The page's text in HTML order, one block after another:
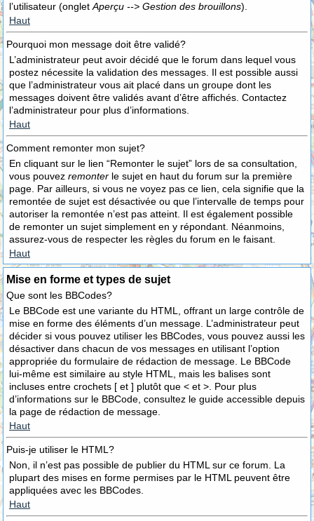
l’utilisateur (onglet Aperçu --> Gestion des brouillons).
Haut
Pourquoi mon message doit être validé?
L’administrateur peut avoir décidé que le forum dans lequel vous
postez nécessite la validation des messages. Il est possible aussi
que l’administrateur vous ait placé dans un groupe dont les
messages doivent être validés avant d’être affichés. Contactez
l’administrateur pour plus d’informations.
Haut
Comment remonter mon sujet?
En cliquant sur le lien “Remonter le sujet” lors de sa consultation,
vous pouvez remonter le sujet en haut du forum sur la première
page. Par ailleurs, si vous ne voyez pas ce lien, cela signifie que la
remontée de sujet est désactivée ou que l’intervalle de temps pour
autoriser la remontée n’est pas atteint. Il est également possible
de remonter un sujet simplement en y répondant. Néanmoins,
assurez-vous de respecter les règles du forum en le faisant.
Haut
Mise en forme et types de sujet
Que sont les BBCodes?
Le BBCode est une variante du HTML, offrant un large contrôle de
mise en forme des éléments d’un message. L’administrateur peut
décider si vous pouvez utiliser les BBCodes, vous pouvez aussi les
désactiver dans chacun de vos messages en utilisant l’option
appropriée du formulaire de rédaction de message. Le BBCode
lui-même est similaire au style HTML, mais les balises sont
incluses entre crochets [ et ] plutôt que < et >. Pour plus
d’informations sur le BBCode, consultez le guide accessible depuis
la page de rédaction de message.
Haut
Puis-je utiliser le HTML?
Non, il n’est pas possible de publier du HTML sur ce forum. La
plupart des mises en forme permises par le HTML peuvent être
appliquées avec les BBCodes.
Haut